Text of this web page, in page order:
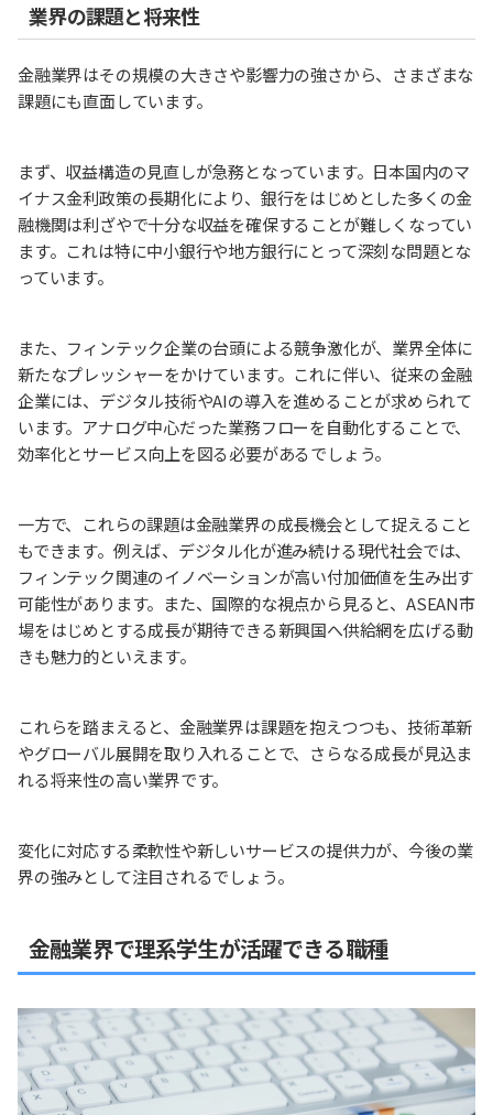
業界の課題と将来性
金融業界はその規模の大きさや影響力の強さから、さまざまな
課題にも直面しています。
まず、収益構造の見直しが急務となっています。日本国内のマ
イナス金利政策の長期化により、銀行をはじめとした多くの金
融機関は利ざやで十分な収益を確保することが難しくなってい
ます。これは特に中小銀行や地方銀行にとって深刻な問題とな
っています。
また、フィンテック企業の台頭による競争激化が、業界全体に
新たなプレッシャーをかけています。これに伴い、従来の金融
企業には、デジタル技術やAIの導入を進めることが求められて
います。アナログ中心だった業務フローを自動化することで、
効率化とサービス向上を図る必要があるでしょう。
一方で、これらの課題は金融業界の成長機会として捉えること
もできます。例えば、デジタル化が進み続ける現代社会では、
フィンテック関連のイノベーションが高い付加価値を生み出す
可能性があります。また、国際的な視点から見ると、ASEAN市
場をはじめとする成長が期待できる新興国へ供給網を広げる動
きも魅力的といえます。
これらを踏まえると、金融業界は課題を抱えつつも、技術革新
やグローバル展開を取り入れることで、さらなる成長が見込ま
れる将来性の高い業界です。
変化に対応する柔軟性や新しいサービスの提供力が、今後の業
界の強みとして注目されるでしょう。
金融業界で理系学生が活躍できる職種